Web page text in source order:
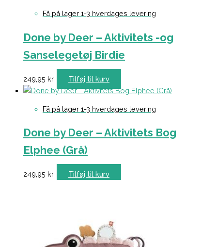
Få på lager 1-3 hverdages levering
Done by Deer – Aktivitets -og
Sanselegetøj Birdie
249,95 kr. Tilføj til kurv
Få på lager 1-3 hverdages levering
Done by Deer – Aktivitets Bog
Elphee (Grå)
249,95 kr. Tilføj til kurv